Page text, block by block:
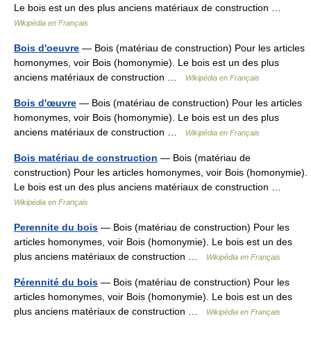
Le bois est un des plus anciens matériaux de construction …
Wikipédia en Français
Bois d'oeuvre — Bois (matériau de construction) Pour les articles
homonymes, voir Bois (homonymie). Le bois est un des plus
anciens matériaux de construction …
Wikipédia en Français
Bois d'œuvre — Bois (matériau de construction) Pour les articles
homonymes, voir Bois (homonymie). Le bois est un des plus
anciens matériaux de construction …
Wikipédia en Français
Bois matériau de construction — Bois (matériau de
construction) Pour les articles homonymes, voir Bois (homonymie).
Le bois est un des plus anciens matériaux de construction …
Wikipédia en Français
Perennite du bois — Bois (matériau de construction) Pour les
articles homonymes, voir Bois (homonymie). Le bois est un des
plus anciens matériaux de construction …
Wikipédia en Français
Pérennité du bois — Bois (matériau de construction) Pour les
articles homonymes, voir Bois (homonymie). Le bois est un des
plus anciens matériaux de construction …
Wikipédia en Français